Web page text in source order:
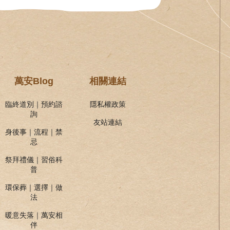
萬安Blog
臨終道別｜預約諮
詢
身後事｜流程｜禁
忌
祭拜禮儀｜習俗科
普
環保葬｜選擇｜做
法
暖意失落｜萬安相
伴
相關連結
隱私權政策
友站連結